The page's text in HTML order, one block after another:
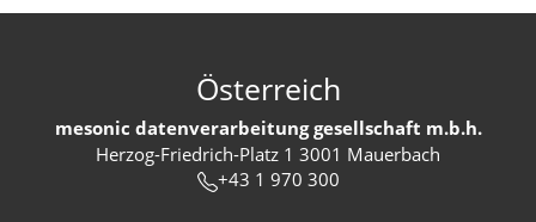
Österreich
mesonic datenverarbeitung gesellschaft m.b.h.
Herzog-Friedrich-Platz 1 3001 Mauerbach
+43 1 970 300